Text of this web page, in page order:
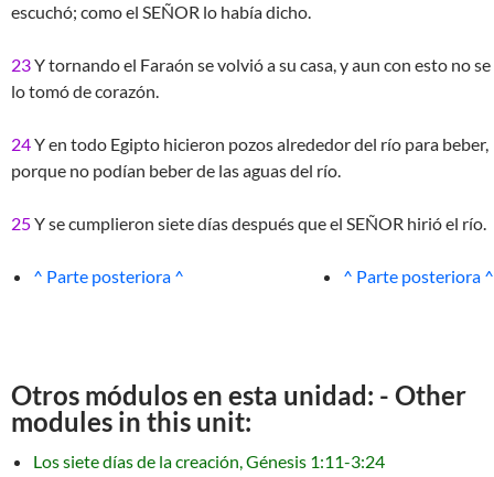
escuchó; como el SEÑOR lo había dicho.
23Y tornando el Faraón se volvió a su casa, y aun con esto no se
lo tomó de corazón.
24Y en todo Egipto hicieron pozos alrededor del río para beber,
porque no podían beber de las aguas del río.
25Y se cumplieron siete días después que el SEÑOR hirió el río.
^ Parte posteriora ^ ^ Parte posteriora ^
Otros módulos en esta unidad: - Other
modules in this unit:
Los siete días de la creación, Génesis 1:11-3:24